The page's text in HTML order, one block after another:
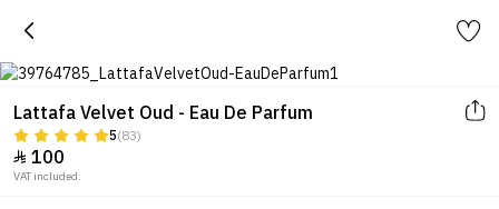
Lattafa Velvet Oud - Eau De Parfum
5(83)
 100
VAT included.